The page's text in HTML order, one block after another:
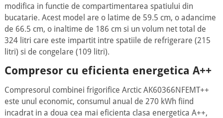
modifica in functie de compartimentarea spatiului din
bucatarie. Acest model are o latime de 59.5 cm, o adancime
de 66.5 cm, o inaltime de 186 cm si un volum net total de
324 litri care este impartit intre spatiile de refrigerare (215
litri) si de congelare (109 litri).
Compresor cu eficienta energetica A++
Compresorul combinei frigorifice Arctic AK60366NFEMT++
este unul economic, consumul anual de 270 kWh fiind
incadrat in a doua cea mai eficienta clasa energetica A++,